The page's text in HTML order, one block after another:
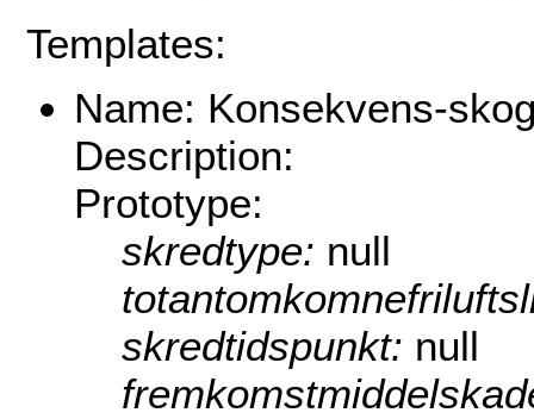
Templates:
Name: Konsekvens-
Description:
Prototype:
skredtype: null
skredtidspunkt: null